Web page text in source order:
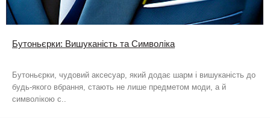
Бутоньєрки: Вишуканість та Символіка
Бутоньєрки, чудовий аксесуар, який додає шарм і вишуканість до
будь-якого вбрання, стають не лише предметом моди, а й
символікою с..